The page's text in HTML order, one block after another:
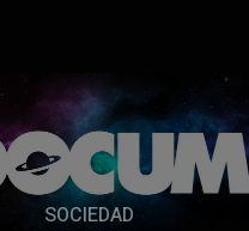
SOCIEDAD